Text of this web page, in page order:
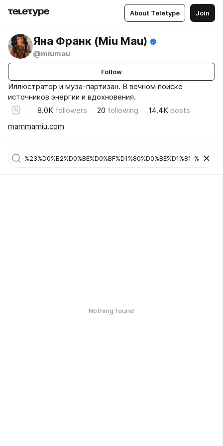
About Teletype Join
Яна Франк (Miu Mau)
@miumau
Follow
Иллюстратор и муза-партизан. В вечном поиске
источников энергии и вдохновения.
8.0K followers 20 following 14.4K posts
mammamiu.com
Nothing found